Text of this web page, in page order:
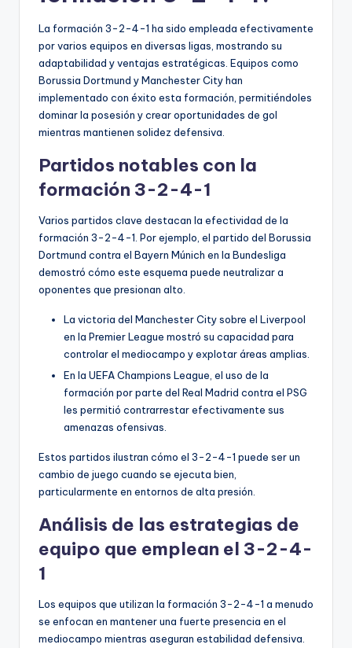
La formación 3-2-4-1 ha sido empleada efectivamente
por varios equipos en diversas ligas, mostrando su
adaptabilidad y ventajas estratégicas. Equipos como
Borussia Dortmund y Manchester City han
implementado con éxito esta formación, permitiéndoles
dominar la posesión y crear oportunidades de gol
mientras mantienen solidez defensiva.
Partidos notables con la
formación 3-2-4-1
Varios partidos clave destacan la efectividad de la
formación 3-2-4-1. Por ejemplo, el partido del Borussia
Dortmund contra el Bayern Múnich en la Bundesliga
demostró cómo este esquema puede neutralizar a
oponentes que presionan alto.
La victoria del Manchester City sobre el Liverpool
en la Premier League mostró su capacidad para
controlar el mediocampo y explotar áreas amplias.
En la UEFA Champions League, el uso de la
formación por parte del Real Madrid contra el PSG
les permitió contrarrestar efectivamente sus
amenazas ofensivas.
Estos partidos ilustran cómo el 3-2-4-1 puede ser un
cambio de juego cuando se ejecuta bien,
particularmente en entornos de alta presión.
Análisis de las estrategias de
equipo que emplean el 3-2-4-
1
Los equipos que utilizan la formación 3-2-4-1 a menudo
se enfocan en mantener una fuerte presencia en el
mediocampo mientras aseguran estabilidad defensiva.